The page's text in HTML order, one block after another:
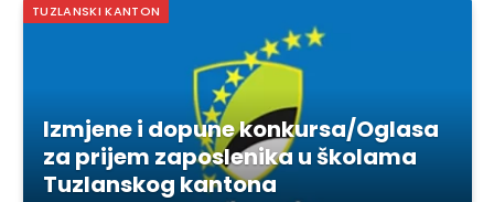
TUZLANSKI KANTON
Izmjene i dopune konkursa/Oglasa
za prijem zaposlenika u školama
Tuzlanskog kantona